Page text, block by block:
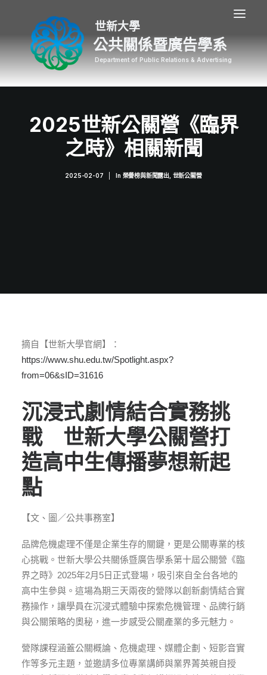
公共關係暨廣告學系
2025世新公關營《臨界
之時》相關新聞
2025-02-07 In 榮譽榜與新聞露出 世新公關營
摘自【世新大學官網】：
https://www.shu.edu.tw/Spotlight.aspx?
from=06&sID=31616
沉浸式劇情結合實務挑
戰 世新大學公關營打
造高中生傳播夢想新起
點
【文、圖／公共事務室】
品牌危機處理不僅是企業生存的關鍵，更是公關專業的核
心挑戰。世新大學公共關係暨廣告學系第十屆公關營《臨
界之時》2025年2月5日正式登場，吸引來自全台各地的
高中生參與。這場為期三天兩夜的營隊以創新劇情結合實
務操作，讓學員在沉浸式體驗中探索危機管理、品牌行銷
與公關策略的奧秘，進一步感受公關產業的多元魅力。
營隊課程涵蓋公關概論、危機處理、媒體企劃、短影音實
作等多元主題，並邀請多位專業講師與業界菁英親自授